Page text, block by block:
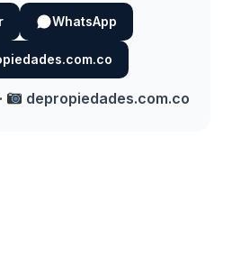
WhatsApp
depropiedades.com.co